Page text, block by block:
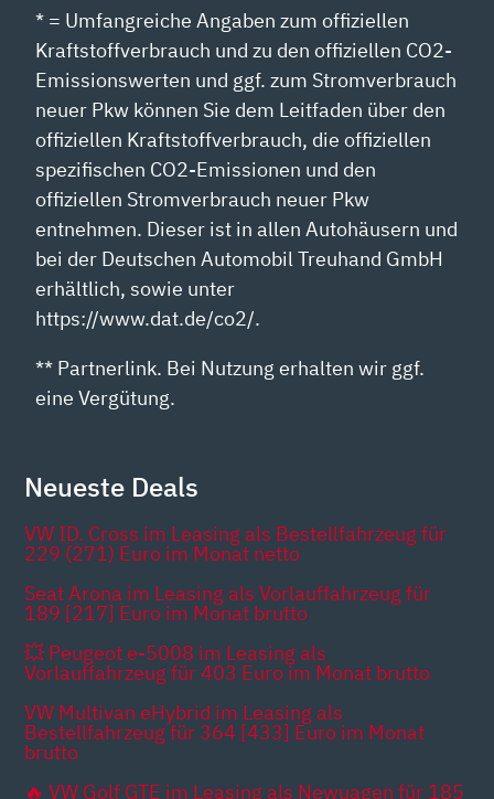
* = Umfangreiche Angaben zum offiziellen
Kraftstoffverbrauch und zu den offiziellen CO2-
Emissionswerten und ggf. zum Stromverbrauch
neuer Pkw können Sie dem Leitfaden über den
offiziellen Kraftstoffverbrauch, die offiziellen
spezifischen CO2-Emissionen und den
offiziellen Stromverbrauch neuer Pkw
entnehmen. Dieser ist in allen Autohäusern und
bei der Deutschen Automobil Treuhand GmbH
erhältlich, sowie unter
https://www.dat.de/co2/.
** Partnerlink. Bei Nutzung erhalten wir ggf.
eine Vergütung.
Neueste Deals
VW ID. Cross im Leasing als Bestellfahrzeug für
229 (271) Euro im Monat netto
Seat Arona im Leasing als Vorlauffahrzeug für
189 [217] Euro im Monat brutto
💥 Peugeot e-5008 im Leasing als
Vorlauffahrzeug für 403 Euro im Monat brutto
VW Multivan eHybrid im Leasing als
Bestellfahrzeug für 364 [433] Euro im Monat
brutto
🔥 VW Golf GTE im Leasing als Newuagen für 185